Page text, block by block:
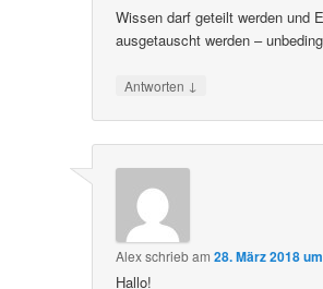
Wissen darf geteilt werden und
ausgetauscht werden –
Antworten ↓
Alexschriebam28. März 2018
Hallo!